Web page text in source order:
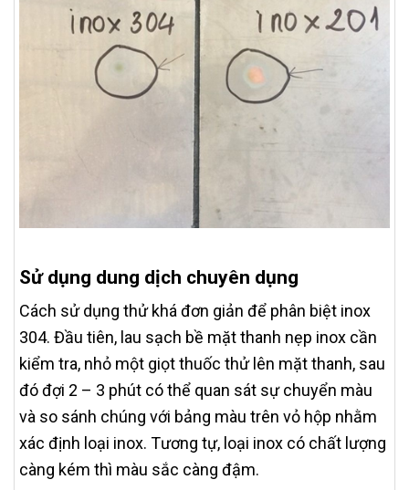
Sử dụng dung dịch chuyên dụng
Cách sử dụng thử khá đơn giản để phân biệt inox
304. Đầu tiên, lau sạch bề mặt thanh nẹp inox cần
kiểm tra, nhỏ một giọt thuốc thử lên mặt thanh, sau
đó đợi 2 – 3 phút có thể quan sát sự chuyển màu
và so sánh chúng với bảng màu trên vỏ hộp nhằm
xác định loại inox. Tương tự, loại inox có chất lượng
càng kém thì màu sắc càng đậm.